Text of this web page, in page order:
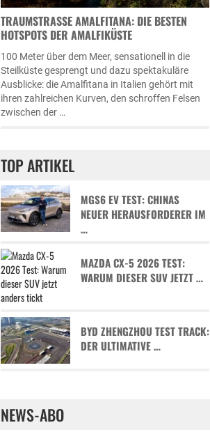
TRAUMSTRASSE AMALFITANA: DIE BESTEN H
OTSPOTS DER AMALFIKÜSTE
100 Meter über dem Meer, sensationell in die
Steilküste gesprengt und dazu spektakuläre
Ausblicke: die Amalfitana in Italien gehört mit
ihren zahlreichen Kurven, den schroffen Felsen
zwischen der …
TOP ARTIKEL
MGS6 EV TEST: CHINAS
NEUER HERAUSFORDERER IM
…
MAZDA CX-5 2026 TEST:
WARUM DIESER SUV JETZT …
BYD ZHENGZHOU TEST TRACK:
DER ULTIMATIVE …
NEWS-ABO